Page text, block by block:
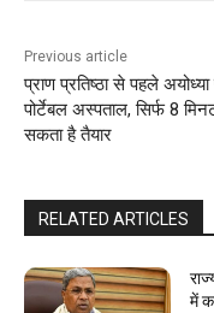
Previous article
प्राण प्रतिष्‍ठा से पहले अयोध्या
पोर्टेबल अस्पताल, सिर्फ 8
सकता है तैयार
RELATED ARTICLES
में